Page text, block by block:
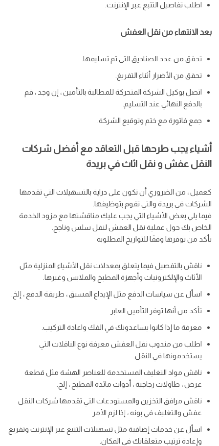
اطلب تفاصيل التتبع عبر الإنترنت.
بعد الانتهاء من نقل العفش
تحقق من عدد الصناديق التي تم تسليمها.
تحقق من الأضرار أثناء التفريغ.
اتصل بوكيل الشركة المتحركة للمطالبة بالتأمين ، إن وجد ، قم
بالدفع النهائي عند التسليم.
جمع فاتورة مع ختم وتوقيع الشركة.
أشياء يجب طرحها قبل التعاقد مع أفضل شركات
النقل عفش و نقل اثاث في بريدة
كعميل ، من الضروري أن تكون على دراية بالتسهيلات التي تقدمها
الشركات في بريدة والتي تقوم بتوظيفها.
فيما يلي بعض الأشياء التي يجب عليك مناقشتها مع مزود الخدمة
الخاص بك حول عملية نقل العفش لنقل سلس وناجح.
تأكد من توفرها وفقًا للتواريخ المطلوبة
ناقش بالتفصيل فيما يتعلق بمعدلات نقل الأشياء المنزلية مثل
الأثاث والإلكترونيات وأجهزة المطبخ والملابس وغيرها.
اسأل عن سياسات الدفع مثل الإيداع المسبق ، طريقة الدفع ، إلخ.
تأكد من أنها توفر التأمين العابر
معرفة ما إذا كانوا يساعدونك في الفك واعادة التركيب.
اطلب من مندوب نقل العفش معرفة نوع الناقلات التي
يستخدمونها في النقل.
ناقش مواد التغليف المستخدمة للعناصر الهشة مثل قطعة
عرض ، طاولات زجاجية ، أدوات مائدة المطبخ ، إلخ.
ناقش مرافق التخزين والمستودعات التي تقدمها شركات النقل
عفش والتغليف في بونه ، إذا لزم الأمر
اسأل عن خدمات إضافية مثل تسهيلات التتبع عبر الإنترنت وتفريغ
وإعادة ترتيب متعلقاتك في المكان.